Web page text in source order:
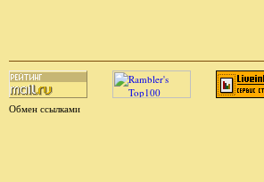
Обмен ссылками